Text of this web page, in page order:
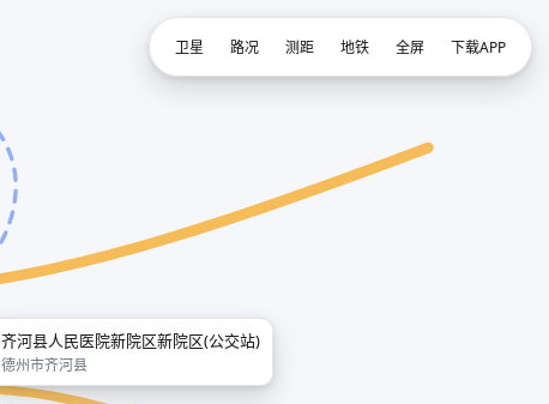
齐河县人民医院新院区新院区(公交站)
德州市齐河县
卫星 路况 测距 地铁 全屏 下载APP